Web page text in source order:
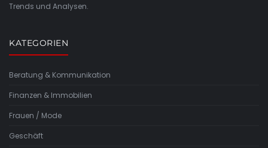
Trends und Analysen.
KATEGORIEN
Beratung & Kommunikation
Finanzen & Immobilien
Frauen / Mode
Geschäft